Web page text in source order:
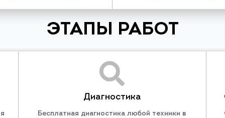
ЭТАПЫ РАБОТ
Диагностика
Бесплатная диагностика любой техники в